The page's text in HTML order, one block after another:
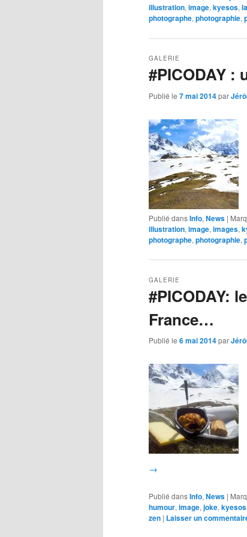
illustration, image, kyesos,
photographe, photographie,
#PICODAY :
GALERIE
Publié le 7 mai 2014par
Publié dansInfo, News |
illustration, image, images,
photographe, photographie,
#PICODAY:
France…
GALERIE
Publié le 6 mai 2014par
→
Publié dansInfo, News |
humour, image, joke, kyesos
zen | Laisser un